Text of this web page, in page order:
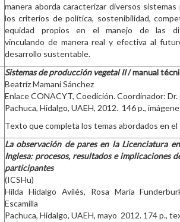
manera aborda caracterizar diversos
los criterios de política, sostenibilidad,
equidad propios en el manejo de las
vinculando de manera real y efectiva al
desarrollo sustentable.
Sistemas de producción vegetal II/ manual
Beatríz Mamani Sánchez
Enlace CONACYT, Coedición. Coordinador:
Pachuca, Hidalgo, UAEH, 2012. 146 p.,
Texto que completa los temas abordados en el
La observación de pares en la Licenciatura
Inglesa: procesos, resultados e implicaciones
participantes
(ICSHu)
Hilda Hidalgo Avilés, Rosa María
Escamilla
Pachuca, Hidalgo, UAEH, mayo 2012. 174 p.,